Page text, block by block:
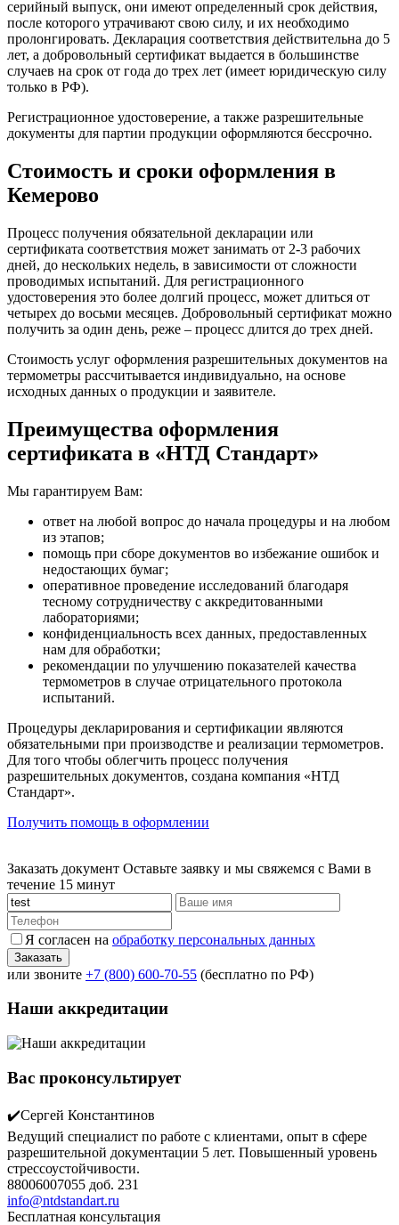
серийный выпуск, они имеют определенный срок действия,
после которого утрачивают свою силу, и их необходимо
пролонгировать. Декларация соответствия действительна до 5
лет, а добровольный сертификат выдается в большинстве
случаев на срок от года до трех лет (имеет юридическую силу
только в РФ).
Регистрационное удостоверение, а также разрешительные
документы для партии продукции оформляются бессрочно.
Стоимость и сроки оформления в
Кемерово
Процесс получения обязательной декларации или
сертификата соответствия может занимать от 2-3 рабочих
дней, до нескольких недель, в зависимости от сложности
проводимых испытаний. Для регистрационного
удостоверения это более долгий процесс, может длиться от
четырех до восьми месяцев. Добровольный сертификат можно
получить за один день, реже – процесс длится до трех дней.
Стоимость услуг оформления разрешительных документов на
термометры рассчитывается индивидуально, на основе
исходных данных о продукции и заявителе.
Преимущества оформления
сертификата в «НТД Стандарт»
Мы гарантируем Вам:
ответ на любой вопрос до начала процедуры и на любом
из этапов;
помощь при сборе документов во избежание ошибок и
недостающих бумаг;
оперативное проведение исследований благодаря
тесному сотрудничеству с аккредитованными
лабораториями;
конфиденциальность всех данных, предоставленных
нам для обработки;
рекомендации по улучшению показателей качества
термометров в случае отрицательного протокола
испытаний.
Процедуры декларирования и сертификации являются
обязательными при производстве и реализации термометров.
Для того чтобы облегчить процесс получения
разрешительных документов, создана компания «НТД
Стандарт».
Получить помощь в оформлении
Заказать документ Оставьте заявку и мы свяжемся с Вами в
течение 15 минут
Я согласен на обработку персональных данных
или звоните +7 (800) 600-70-55 (бесплатно по РФ)
Наши аккредитации
Вас проконсультирует
✔️Сергей Константинов
Ведущий специалист по работе с клиентами, опыт в сфере
разрешительной документации 5 лет. Повышенный уровень
стрессоустойчивости.
88006007055 доб. 231
info@ntdstandart.ru
Бесплатная консультация